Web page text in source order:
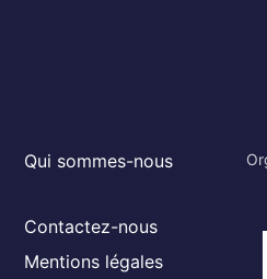
Qui sommes-nous
Contactez-nous
Mentions légales